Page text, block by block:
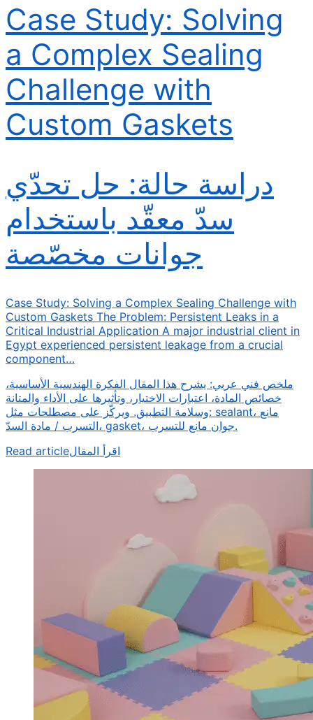
Case Study: Solving
a Complex Sealing
Challenge with
Custom Gaskets
دراسة حالة: حل تحدّي
سدّ معقّد باستخدام
جوانات مخصّصة
Case Study: Solving a Complex Sealing Challenge with
Custom Gaskets The Problem: Persistent Leaks in a
Critical Industrial Application A major industrial client in
Egypt experienced persistent leakage from a crucial
component…
ملخص فني عربي: يشرح هذا المقال الفكرة الهندسية الأساسية،
خصائص المادة، اعتبارات الاختيار، وتأثيرها على الأداء والمتانة
وسلامة التطبيق. ويركّز على مصطلحات مثل: sealant، مانع
التسرب / مادة السدّ، gasket، جوان مانع للتسرب.
Read articleاقرأ المقال